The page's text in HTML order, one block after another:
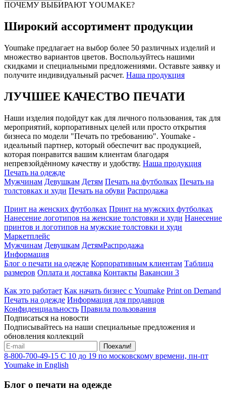
ПОЧЕМУ ВЫБИРАЮТ YOUMAKE?
Широкий ассортимент продукции
Youmake предлагает на выбор более 50 различных изделий и
множество вариантов цветов. Воспользуйтесь нашими
скидками и специальными предложениями. Оставьте заявку и
получите индивидуальный расчет. Наша продукция
ЛУЧШЕЕ КАЧЕСТВО ПЕЧАТИ
Наши изделия подойдут как для личного пользования, так для
мероприятий, корпоративных целей или просто открытия
бизнеса по модели "Печать по требованию". Youmake -
идеальный партнер, который обеспечит вас продукцией,
которая понравится вашим клиентам благодаря
непревзойдённому качеству и удобству. Наша продукция
Печать на одежде
Мужчинам Девушкам Детям Печать на футболках Печать на
толстовках и худи Печать на обуви Распродажа
Принт на женских футболках Принт на мужских футболках
Нанесение логотипов на женские толстовки и худи Нанесение
принтов и логотипов на мужские толстовки и худи
Маркетплейс
Мужчинам Девушкам ДетямРаспродажа
Информация
Блог о печати на одежде Корпоративным клиентам Таблица
размеров Оплата и доставка Контакты Вакансии 3
Как это работает Как начать бизнес с Youmake Print on Demand
Печать на одежде Информация для продавцов
Конфиденциальность Правила пользования
Подписаться на новости
Подписывайтесь на наши специальные предложения и
обновления коллекций
Поехали!
8-800-700-49-15 С 10 до 19 по московскому времени, пн-пт
Youmake in English
Блог о печати на одежде